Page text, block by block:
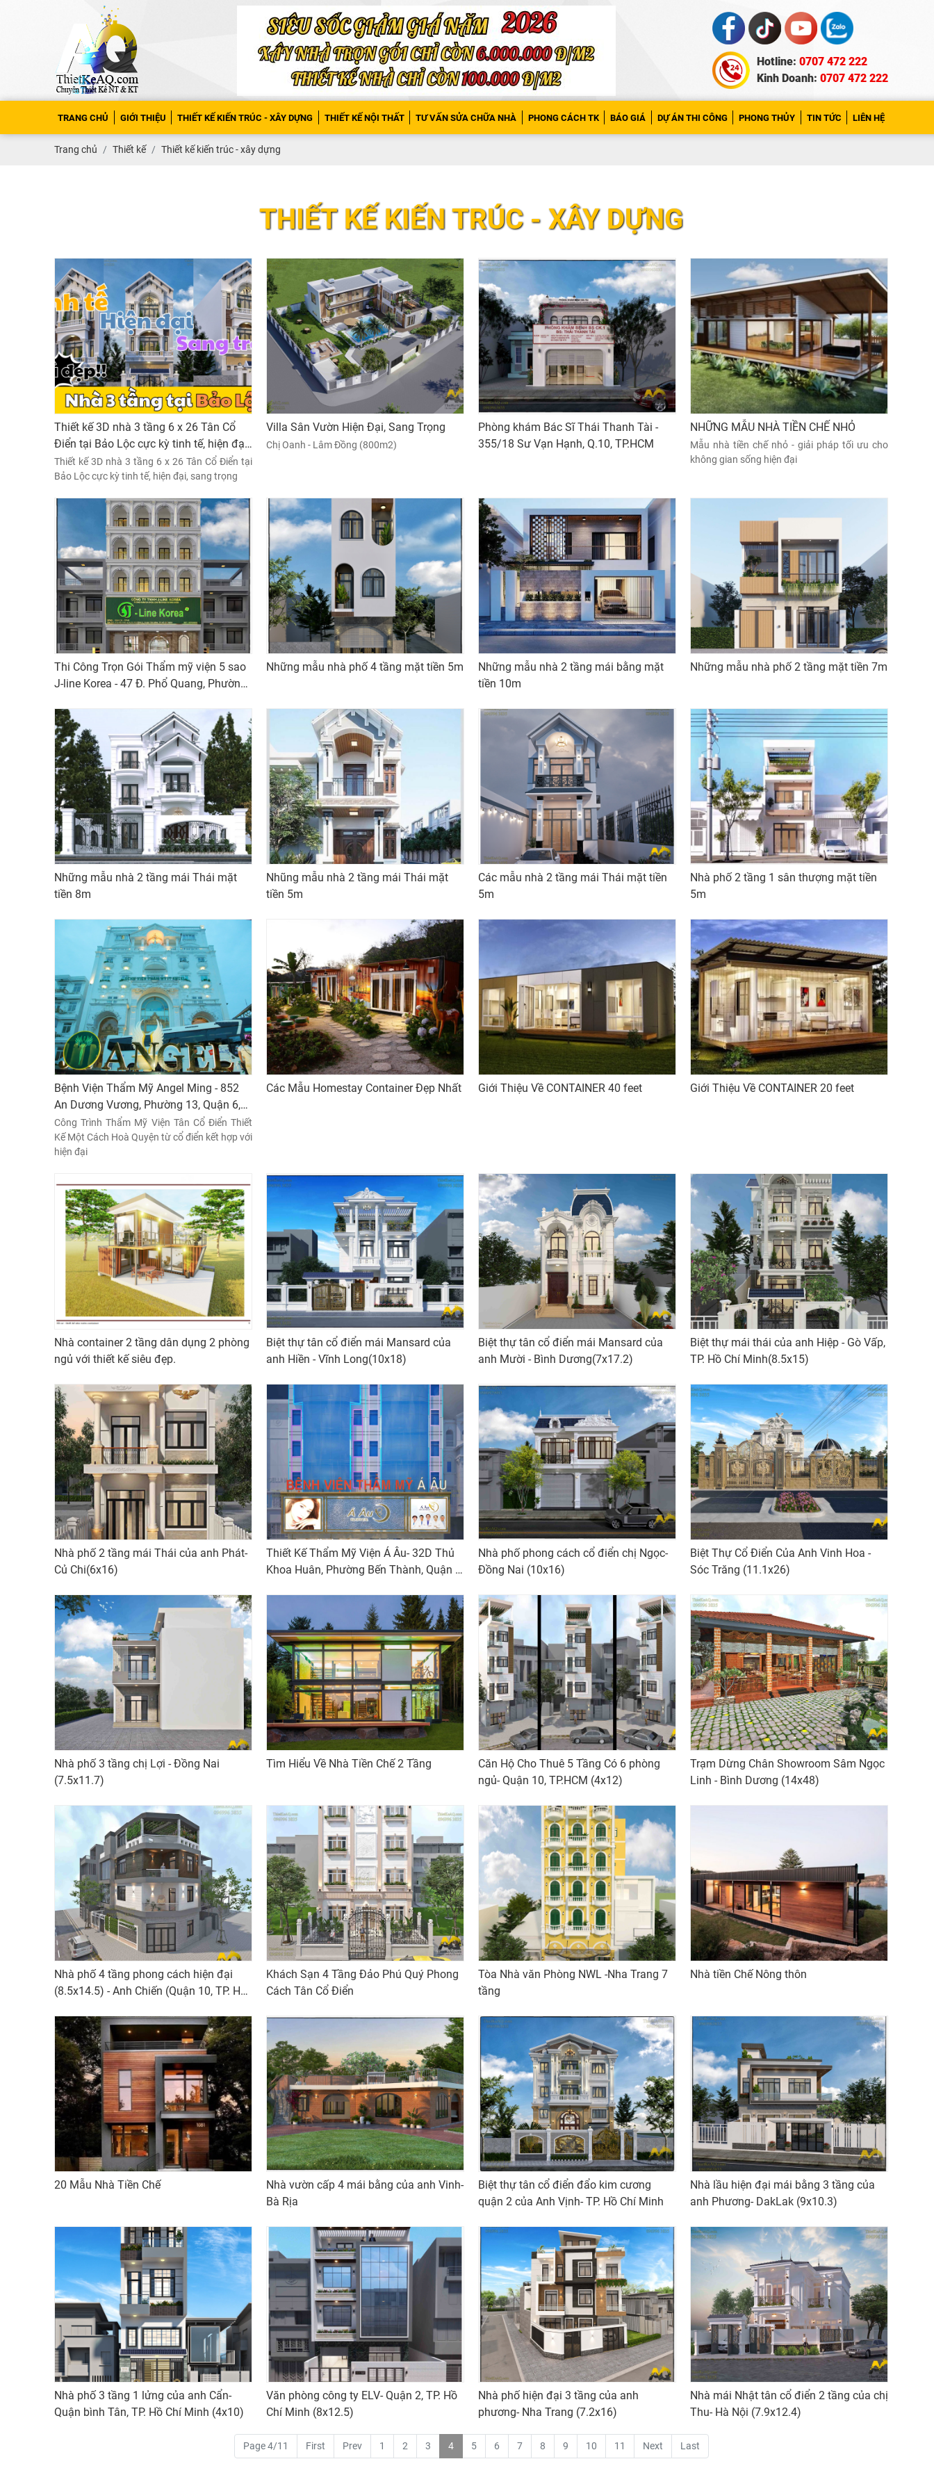
Hotline: 0707 472 222
Kinh Doanh: 0707 472 222
TRANG CHỦ GIỚI THIỆU THIẾT KẾ KIẾN TRÚC - XÂY DỰNG THIẾT KẾ NỘI THẤT TƯ VẤN SỬA CHỮA NHÀ PHONG CÁCH TK BÁO GIÁ DỰ ÁN THI CÔNG PHONG THỦY TIN TỨC LIÊN HỆ
Trang chủ Thiết kế Thiết kế kiến trúc - xây dựng
THIẾT KẾ KIẾN TRÚC - XÂY DỰNG
Thiết kế 3D nhà 3 tầng 6 x 26 Tân Cổ
Điển tại Bảo Lộc cực kỳ tinh tế, hiện đại,
sang trọng
Thiết kế 3D nhà 3 tầng 6 x 26 Tân Cổ Điển tại
Bảo Lộc cực kỳ tinh tế, hiện đại, sang trọng
Villa Sân Vườn Hiện Đại, Sang Trọng
Chị Oanh - Lâm Đồng (800m2)
Phòng khám Bác Sĩ Thái Thanh Tài -
355/18 Sư Vạn Hạnh, Q.10, TP.HCM
NHỮNG MẪU NHÀ TIỀN CHẾ NHỎ
Mẫu nhà tiền chế nhỏ - giải pháp tối ưu cho
không gian sống hiện đại
Thi Công Trọn Gói Thẩm mỹ viện 5 sao
J-line Korea - 47 Đ. Phổ Quang, Phường
Những mẫu nhà phố 4 tầng mặt tiền 5m
Những mẫu nhà 2 tầng mái bằng mặt
tiền 10m
Những mẫu nhà phố 2 tầng mặt tiền 7m
Những mẫu nhà 2 tầng mái Thái mặt
tiền 8m
Nhũng mẫu nhà 2 tầng mái Thái mặt
tiền 5m
Các mẫu nhà 2 tầng mái Thái mặt tiền
5m
Nhà phố 2 tầng 1 sân thượng mặt tiền
5m
Bệnh Viện Thẩm Mỹ Angel Ming - 852
An Dương Vương, Phường 13, Quận 6,
Thành phố Hồ Chí Minh
Công Trình Thẩm Mỹ Viện Tân Cổ Điển Thiết
Kế Một Cách Hoà Quyện từ cổ điển kết hợp với
hiện đại
Các Mẫu Homestay Container Đẹp Nhất Giới Thiệu Về CONTAINER 40 feet Giới Thiệu Về CONTAINER 20 feet
Nhà container 2 tầng dân dụng 2 phòng
ngủ với thiết kế siêu đẹp.
Biệt thự tân cổ điển mái Mansard của
anh Hiền - Vĩnh Long(10x18)
Biệt thự tân cổ điển mái Mansard của
anh Mười - Bình Dương(7x17.2)
Biệt thự mái thái của anh Hiệp - Gò Vấp,
TP. Hồ Chí Minh(8.5x15)
Nhà phố 2 tầng mái Thái của anh Phát-
Củ Chi(6x16)
Thiết Kế Thẩm Mỹ Viện Á Âu- 32D Thủ
Khoa Huân, Phường Bến Thành, Quận 1,
Nhà phố phong cách cổ điển chị Ngọc-
Đồng Nai (10x16)
Biệt Thự Cổ Điển Của Anh Vinh Hoa -
Sóc Trăng (11.1x26)
Nhà phố 3 tầng chị Lợi - Đồng Nai
(7.5x11.7)
Tìm Hiểu Về Nhà Tiền Chế 2 Tầng
Căn Hộ Cho Thuê 5 Tầng Có 6 phòng
ngủ- Quận 10, TP.HCM (4x12)
Trạm Dừng Chân Showroom Sâm Ngọc
Linh - Bình Dương (14x48)
Nhà phố 4 tầng phong cách hiện đại
(8.5x14.5) - Anh Chiến (Quận 10, TP. Hồ
Khách Sạn 4 Tầng Đảo Phú Quý Phong
Cách Tân Cổ Điển
Tòa Nhà văn Phòng NWL -Nha Trang 7
tầng
Nhà tiền Chế Nông thôn
20 Mẫu Nhà Tiền Chế
Nhà vườn cấp 4 mái bằng của anh Vinh-
Bà Rịa
Biệt thự tân cổ điển đẩo kim cương
quận 2 của Anh Vịnh- TP. Hồ Chí Minh
Nhà lầu hiện đại mái bằng 3 tầng của
anh Phương- DakLak (9x10.3)
Nhà phố 3 tầng 1 lửng của anh Cẩn-
Quận bình Tân, TP. Hồ Chí Minh (4x10)
Văn phòng công ty ELV- Quận 2, TP. Hồ
Chí Minh (8x12.5)
Nhà phố hiện đại 3 tầng của anh
phương- Nha Trang (7.2x16)
Nhà mái Nhật tân cổ điển 2 tầng của chị
Thu- Hà Nội (7.9x12.4)
Page 4/11 First Prev 1 2 3 4 5 6 7 8 9 10 11 Next Last